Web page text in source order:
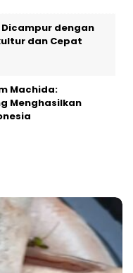
Dicampur dengan
dan Cepat
Machida:
Menghasilkan